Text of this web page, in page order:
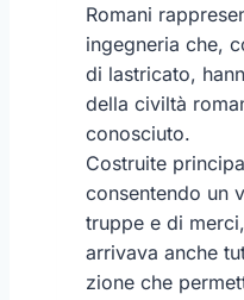
Romani
ingegneria che,
di lastricato,
della civiltà
conosciuto.
Costruite
consentendo un
truppe e di
arrivava anche
zione che